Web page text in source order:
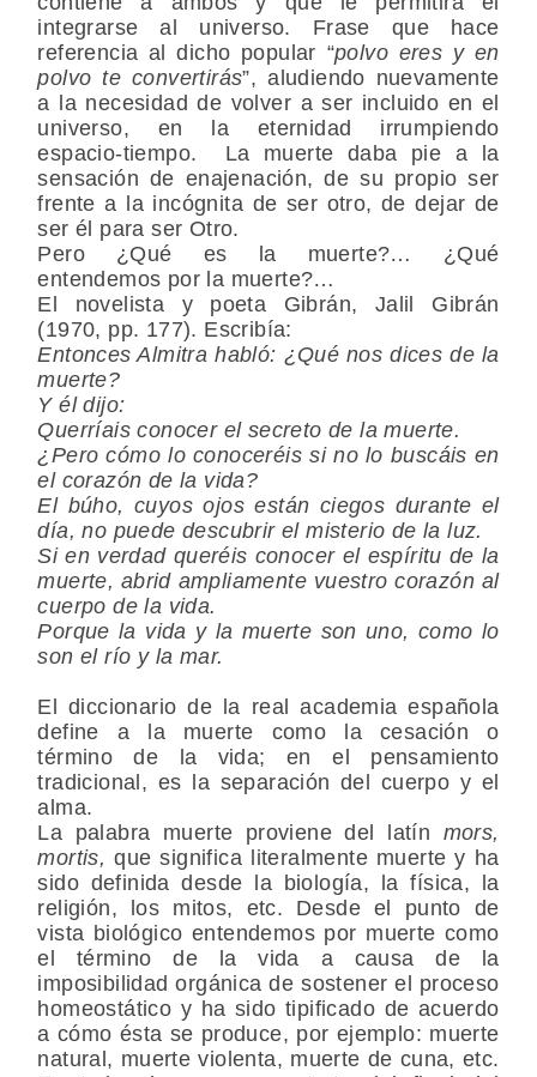
integrarse al universo. Frase que hace
referencia al dicho popular “polvo eres y en
polvo te convertirás”, aludiendo nuevamente
a la necesidad de volver a ser incluido en el
universo, en la eternidad irrumpiendo
espacio-tiempo. La muerte daba pie a la
sensación de enajenación, de su propio ser
frente a la incógnita de ser otro, de dejar de
ser él para ser Otro.
Pero ¿Qué es la muerte?… ¿Qué
entendemos por la muerte?…
El novelista y poeta Gibrán, Jalil Gibrán
(1970, pp. 177). Escribía:
Entonces Almitra habló: ¿Qué nos dices de la
muerte?
Y él dijo:
Querríais conocer el secreto de la muerte.
¿Pero cómo lo conoceréis si no lo buscáis en
el corazón de la vida?
El búho, cuyos ojos están ciegos durante el
día, no puede descubrir el misterio de la luz.
Si en verdad queréis conocer el espíritu de la
muerte, abrid ampliamente vuestro corazón al
cuerpo de la vida.
Porque la vida y la muerte son uno, como lo
son el río y la mar.
El diccionario de la real academia española
define a la muerte como la cesación o
término de la vida; en el pensamiento
tradicional, es la separación del cuerpo y el
alma.
La palabra muerte proviene del latín mors,
mortis, que significa literalmente muerte y ha
sido definida desde la biología, la física, la
religión, los mitos, etc. Desde el punto de
vista biológico entendemos por muerte como
el término de la vida a causa de la
imposibilidad orgánica de sostener el proceso
homeostático y ha sido tipificado de acuerdo
a cómo ésta se produce, por ejemplo: muerte
natural, muerte violenta, muerte de cuna, etc.